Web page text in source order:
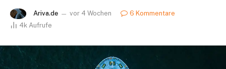
Ariva.de vor 4 Wochen
6 Kommentare
4k Aufrufe